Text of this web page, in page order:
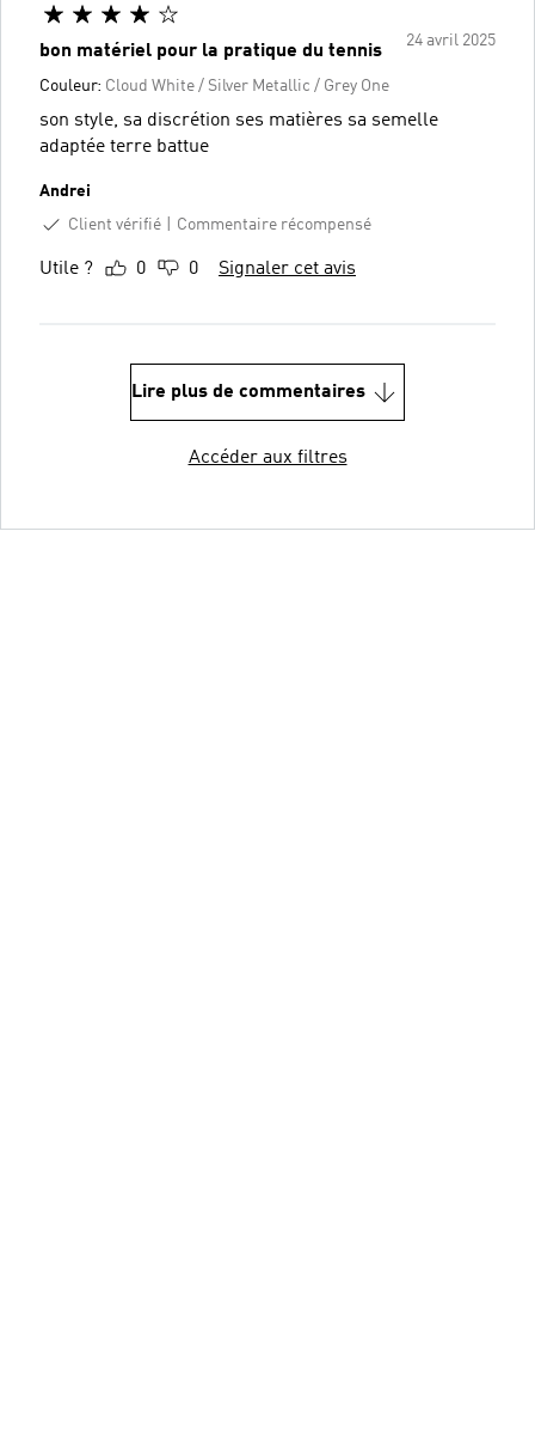
24 avril 2025
bon matériel pour la pratique du tennis
Couleur: Cloud White / Silver Metallic / Grey One
son style, sa discrétion ses matières sa semelle
adaptée terre battue
Andrei
Client vérifié
Commentaire récompensé
Utile ? 0 0 Signaler cet avis
Lire plus de commentaires
Accéder aux filtres